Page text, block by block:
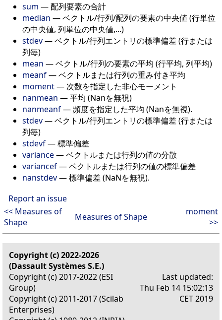
sum — 配列要素の合計
median — ベクトル/行列/配列の要素の中央値 (行単位
の中央値, 列単位の中央値,...)
stdev— ベクトル/行列エントリの標準偏差 (行または
列毎)
mean — ベクトル/行列の要素の平均 (行平均, 列平均)
meanf— ベクトルまたは行列の重み付き平均
moment— 次数を指定した非心モーメント
nanmean — 平均 (Nanを無視)
nanmeanf— 頻度を指定した平均 (Nanを無視).
stdev— ベクトル/行列エントリの標準偏差 (行または
列毎)
stdevf— 標準偏差
variance— ベクトルまたは行列の値の分散
variancef— ベクトルまたは行列の値の標準偏差
nanstdev— 標準偏差 (NaNを無視).
Report an issue
<< Measures of
Shape
Measures of Shape
moment
>>
Copyright (c) 2022-2026
(Dassault Systèmes S.E.)
Copyright (c) 2017-2022 (ESI
Group)
Copyright (c) 2011-2017 (Scilab
Enterprises)
Last updated:
Thu Feb 14 15:02:13
CET 2019